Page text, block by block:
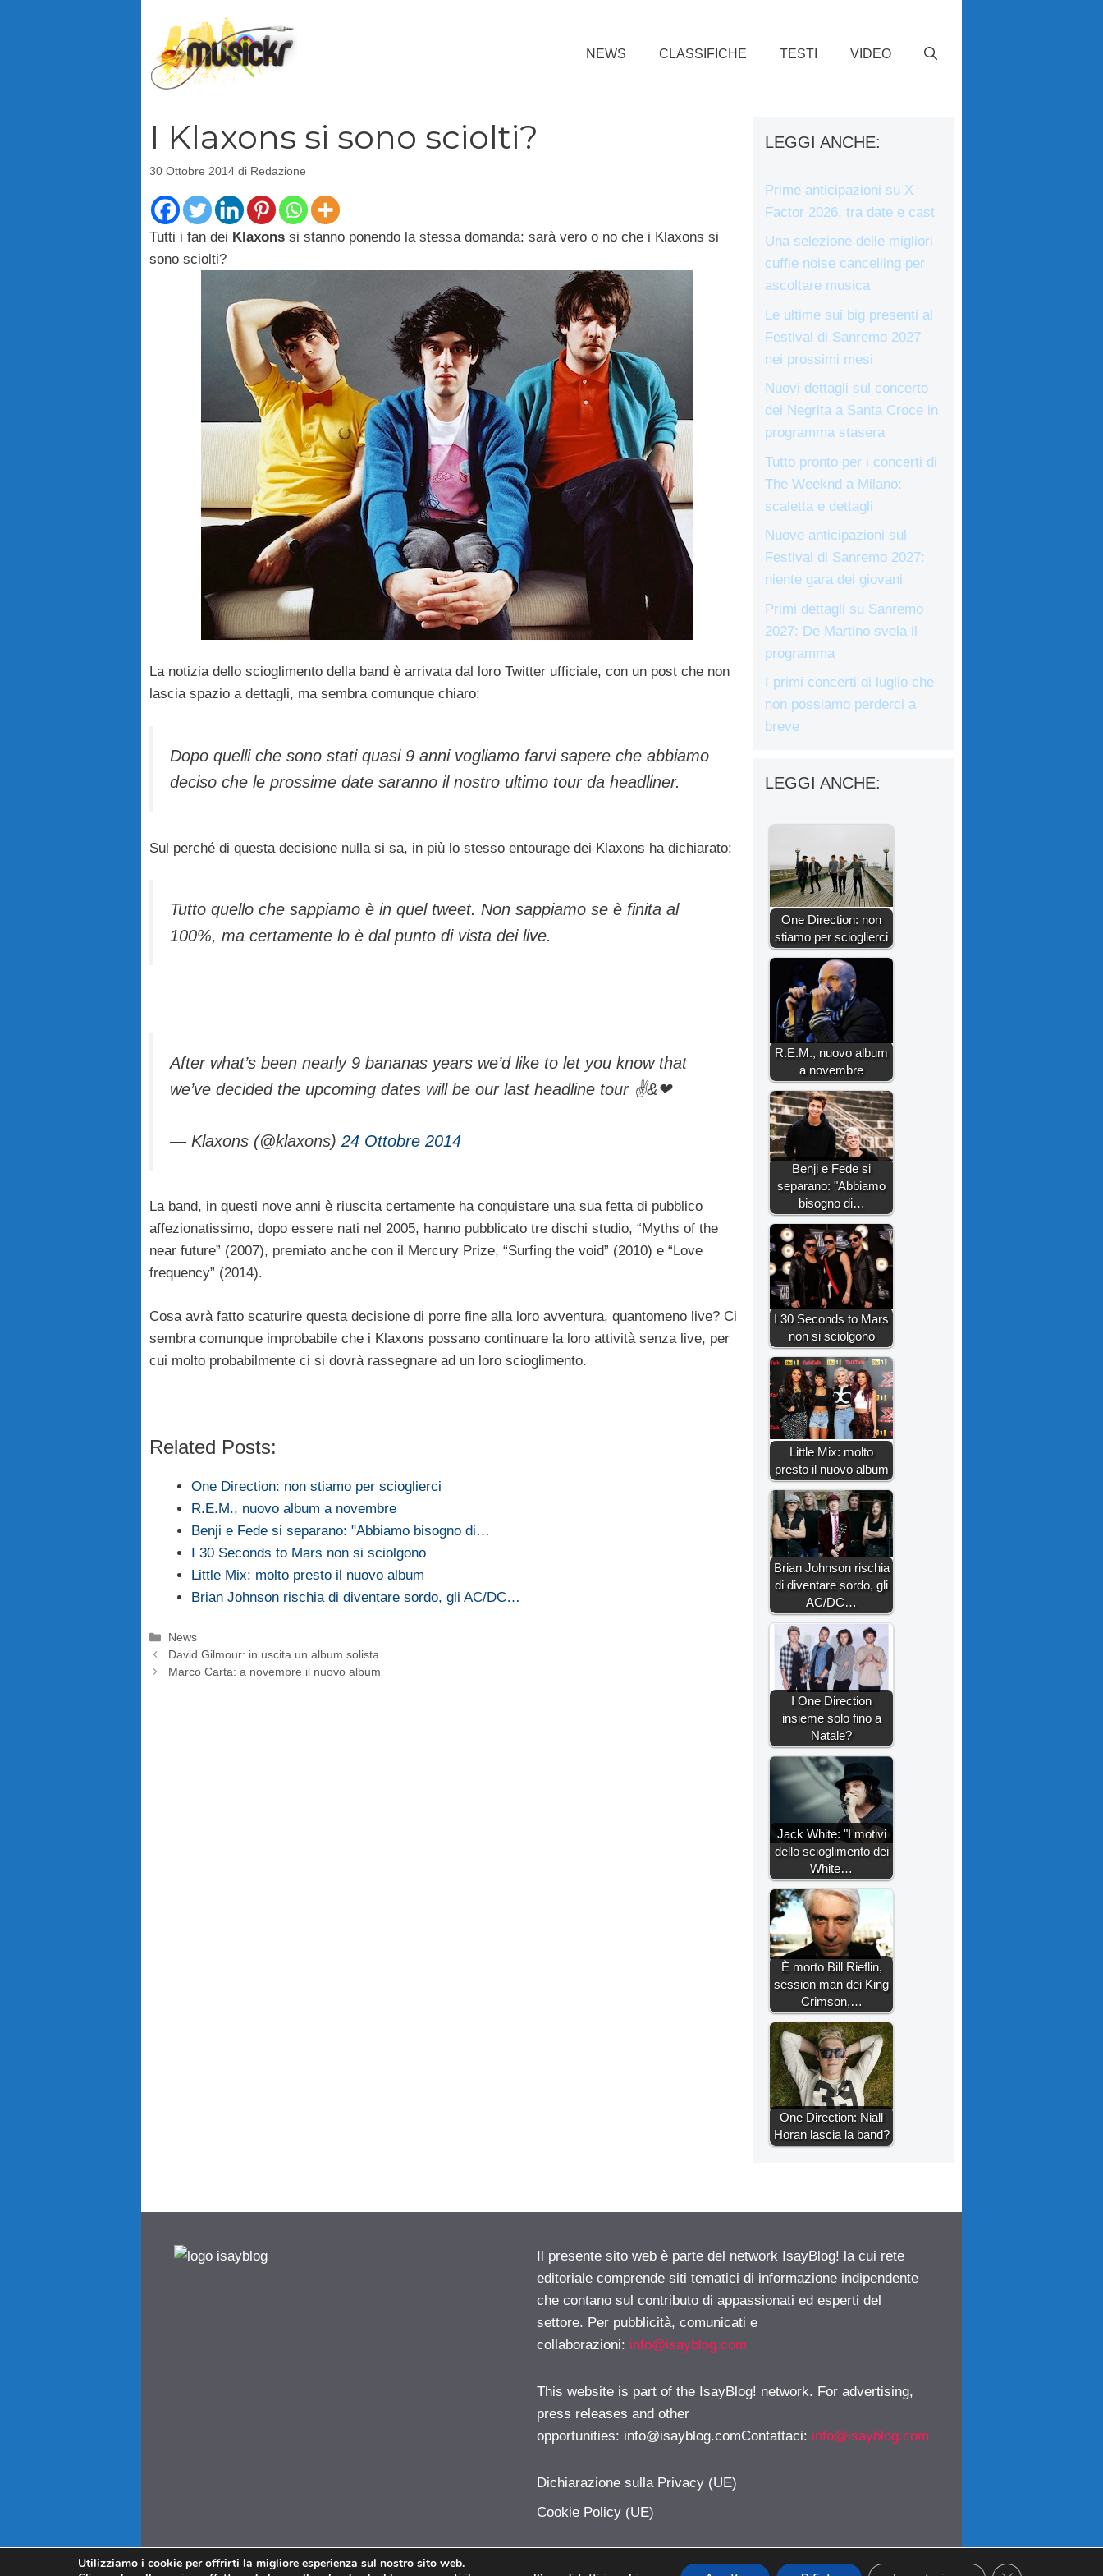
NEWS CLASSIFICHE TESTI VIDEO
I Klaxons si sono sciolti?
30 Ottobre 2014 di Redazione
Tutti i fan dei Klaxons si stanno ponendo la stessa domanda: sarà vero o no che i Klaxons si
sono sciolti?
La notizia dello scioglimento della band è arrivata dal loro Twitter ufficiale, con un post che non
lascia spazio a dettagli, ma sembra comunque chiaro:
Dopo quelli che sono stati quasi 9 anni vogliamo farvi sapere che abbiamo
deciso che le prossime date saranno il nostro ultimo tour da headliner.
Sul perché di questa decisione nulla si sa, in più lo stesso entourage dei Klaxons ha dichiarato:
Tutto quello che sappiamo è in quel tweet. Non sappiamo se è finita al
100%, ma certamente lo è dal punto di vista dei live.
After what’s been nearly 9 bananas years we’d like to let you know that
we’ve decided the upcoming dates will be our last headline tour ✌&❤
— Klaxons (@klaxons) 24 Ottobre 2014
La band, in questi nove anni è riuscita certamente ha conquistare una sua fetta di pubblico
affezionatissimo, dopo essere nati nel 2005, hanno pubblicato tre dischi studio, “Myths of the
near future” (2007), premiato anche con il Mercury Prize, “Surfing the void” (2010) e “Love
frequency” (2014).
Cosa avrà fatto scaturire questa decisione di porre fine alla loro avventura, quantomeno live? Ci
sembra comunque improbabile che i Klaxons possano continuare la loro attività senza live, per
cui molto probabilmente ci si dovrà rassegnare ad un loro scioglimento.
Related Posts:
One Direction: non stiamo per scioglierci
R.E.M., nuovo album a novembre
Benji e Fede si separano: "Abbiamo bisogno di…
I 30 Seconds to Mars non si sciolgono
Little Mix: molto presto il nuovo album
Brian Johnson rischia di diventare sordo, gli AC/DC…
Categorie
News
David Gilmour: in uscita un album solista
Marco Carta: a novembre il nuovo album
LEGGI ANCHE:
Prime anticipazioni su X
Factor 2026, tra date e cast
Una selezione delle migliori
cuffie noise cancelling per
ascoltare musica
Le ultime sui big presenti al
Festival di Sanremo 2027
nei prossimi mesi
Nuovi dettagli sul concerto
dei Negrita a Santa Croce in
programma stasera
Tutto pronto per i concerti di
The Weeknd a Milano:
scaletta e dettagli
Nuove anticipazioni sul
Festival di Sanremo 2027:
niente gara dei giovani
Primi dettagli su Sanremo
2027: De Martino svela il
programma
I primi concerti di luglio che
non possiamo perderci a
breve
LEGGI ANCHE:
One Direction: non
stiamo per scioglierci
R.E.M., nuovo album
a novembre
Benji e Fede si
separano: "Abbiamo
bisogno di…
I 30 Seconds to Mars
non si sciolgono
Little Mix: molto
presto il nuovo album
Brian Johnson rischia
di diventare sordo, gli
AC/DC…
I One Direction
insieme solo fino a
Natale?
Jack White: "I motivi
dello scioglimento dei
White…
È morto Bill Rieflin,
session man dei King
Crimson,…
One Direction: Niall
Horan lascia la band?
Il presente sito web è parte del network IsayBlog! la cui rete
editoriale comprende siti tematici di informazione indipendente
che contano sul contributo di appassionati ed esperti del
settore. Per pubblicità, comunicati e
collaborazioni: info@isayblog.com
This website is part of the IsayBlog! network. For advertising,
press releases and other
opportunities: info@isayblog.comContattaci: info@isayblog.com
Dichiarazione sulla Privacy (UE)
Cookie Policy (UE)
Utilizziamo i cookie per offrirti la migliore esperienza sul nostro sito web.